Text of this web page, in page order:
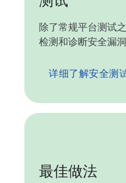
除了常规平台测试
检测和诊断安全漏洞
详细了解安全测
最佳做法